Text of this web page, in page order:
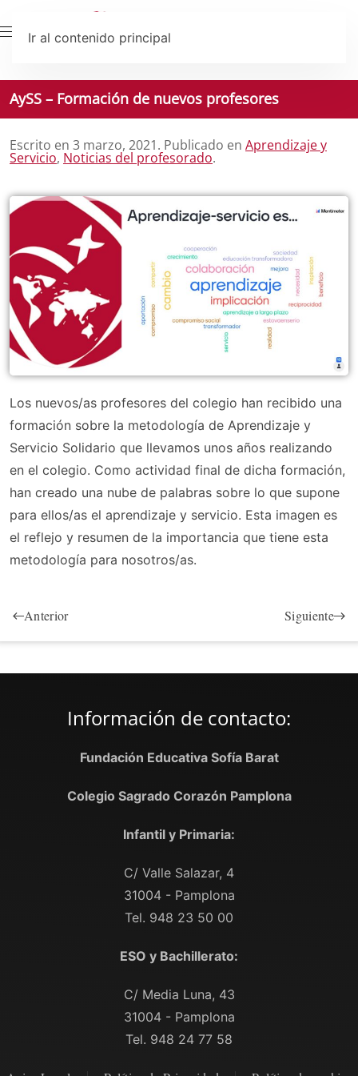
Ir al contenido principal
AySS – Formación de nuevos profesores
Escrito en 3 marzo, 2021. Publicado en Aprendizaje y
Servicio, Noticias del profesorado.
Los nuevos/as profesores del colegio han recibido una
formación sobre la metodología de Aprendizaje y
Servicio Solidario que llevamos unos años realizando
en el colegio. Como actividad final de dicha formación,
han creado una nube de palabras sobre lo que supone
para ellos/as el aprendizaje y servicio. Esta imagen es
el reflejo y resumen de la importancia que tiene esta
metodología para nosotros/as.
Anterior Siguiente
Información de contacto:
Fundación Educativa Sofía Barat
Colegio Sagrado Corazón Pamplona
Infantil y Primaria:
C/ Valle Salazar, 4
31004 - Pamplona
Tel. 948 23 50 00
ESO y Bachillerato:
C/ Media Luna, 43
31004 - Pamplona
Tel. 948 24 77 58